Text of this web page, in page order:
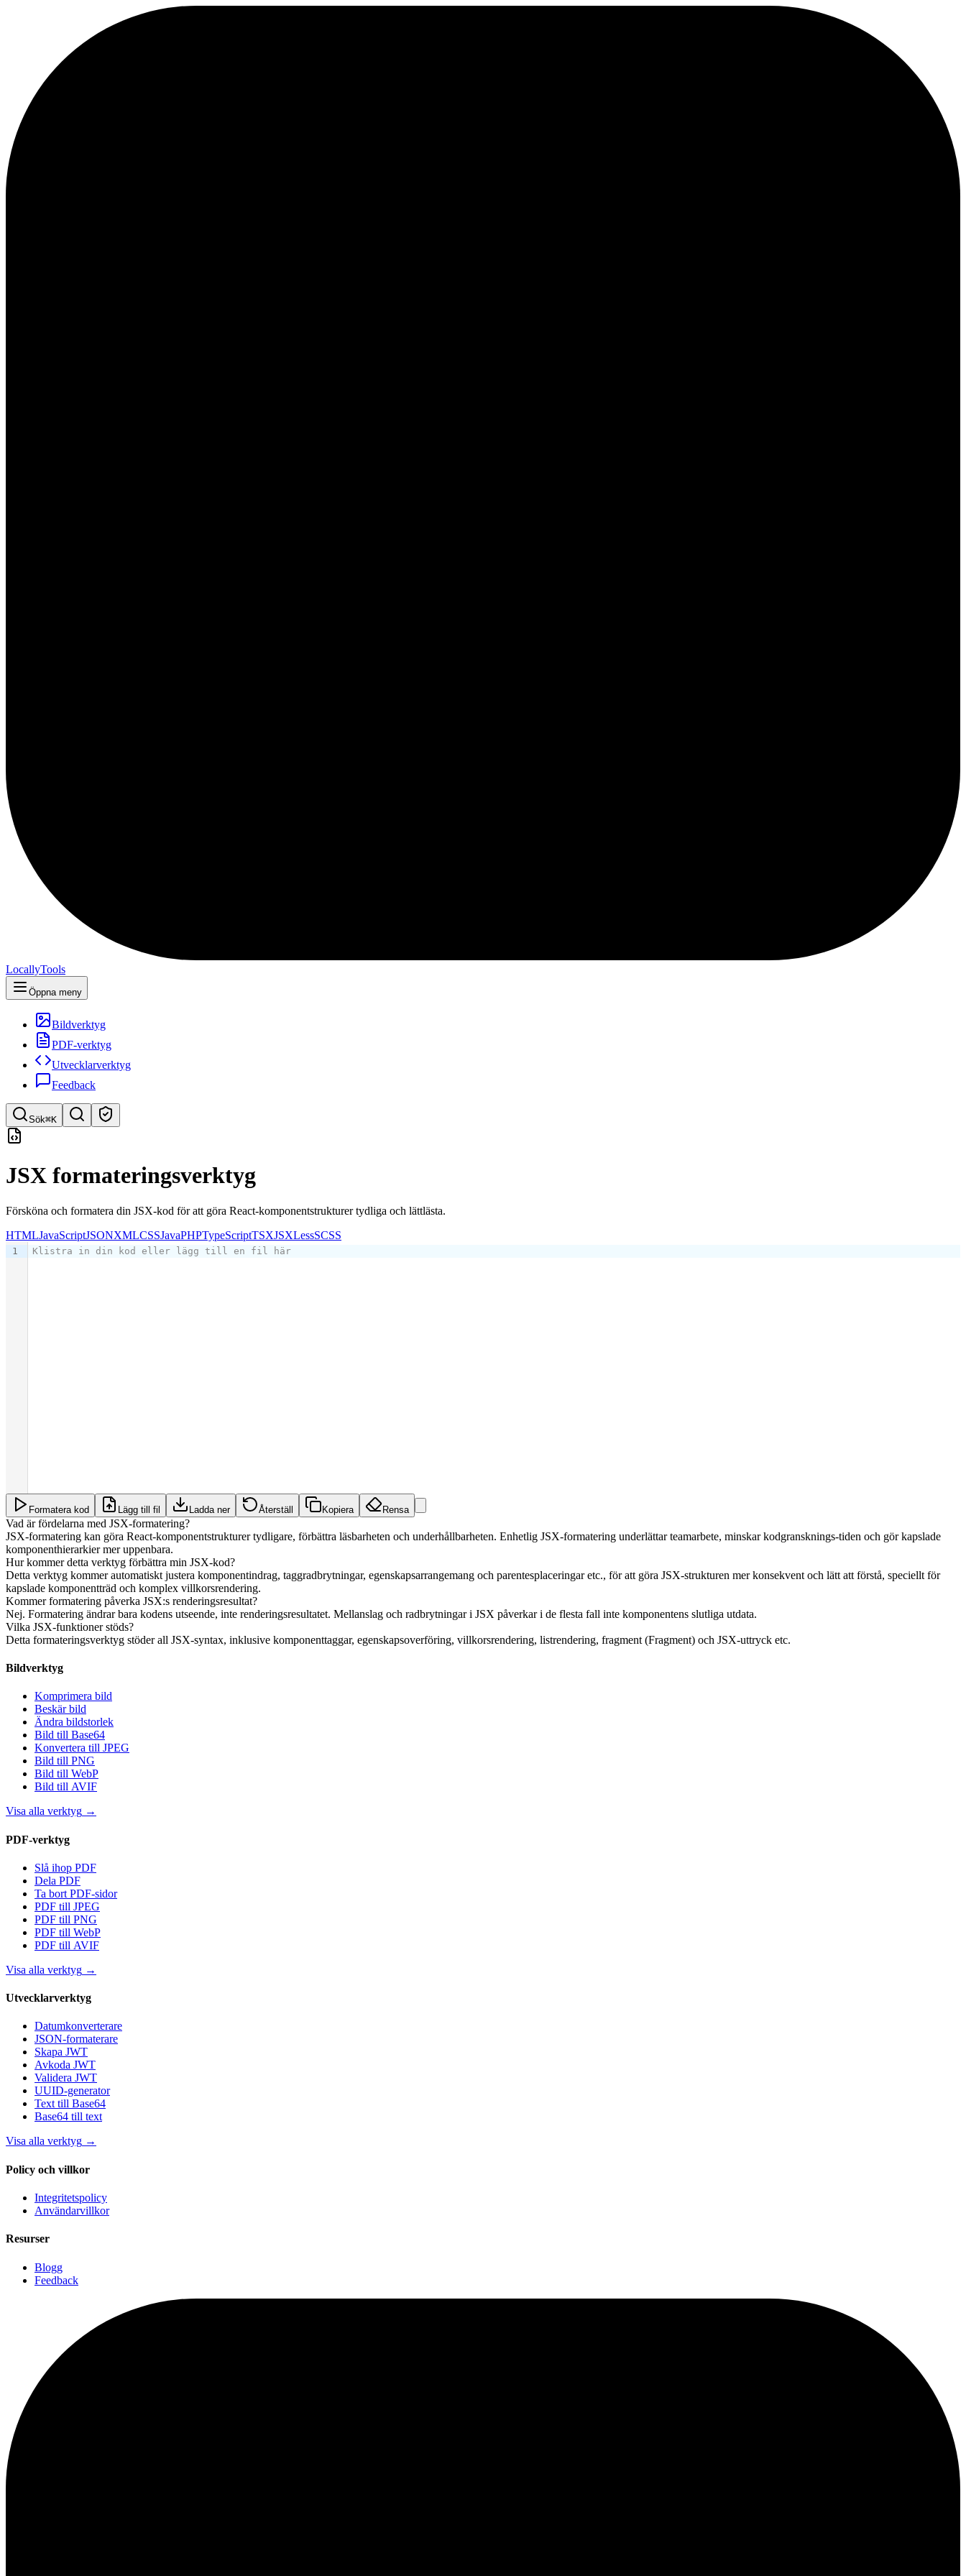
LocallyTools
Öppna meny
Bildverktyg
PDF-verktyg
Utvecklarverktyg
Feedback
Sök⌘K
Sök verktyg
Snabbsök efter verktyg
JSX formateringsverktyg
Försköna och formatera din JSX-kod för att göra React-komponentstrukturer tydliga och lättlästa.
HTMLJavaScriptJSONXMLCSSJavaPHPTypeScriptTSXJSXLessSCSS
1 Klistra in din kod eller lägg till en fil här
Formatera kod Lägg till fil Ladda ner Återställ Kopiera Rensa
Vad är fördelarna med JSX-formatering?
JSX-formatering kan göra React-komponentstrukturer tydligare, förbättra läsbarheten och underhållbarheten. Enhetlig JSX-formatering underlättar teamarbete, minskar kodgransknings-tiden och gör kapslade
komponenthierarkier mer uppenbara.
Hur kommer detta verktyg förbättra min JSX-kod?
Detta verktyg kommer automatiskt justera komponentindrag, taggradbrytningar, egenskapsarrangemang och parentesplaceringar etc., för att göra JSX-strukturen mer konsekvent och lätt att förstå, speciellt för
kapslade komponentträd och komplex villkorsrendering.
Kommer formatering påverka JSX:s renderingsresultat?
Nej. Formatering ändrar bara kodens utseende, inte renderingsresultatet. Mellanslag och radbrytningar i JSX påverkar i de flesta fall inte komponentens slutliga utdata.
Vilka JSX-funktioner stöds?
Detta formateringsverktyg stöder all JSX-syntax, inklusive komponenttaggar, egenskapsoverföring, villkorsrendering, listrendering, fragment (Fragment) och JSX-uttryck etc.
Bildverktyg
Komprimera bild
Beskär bild
Ändra bildstorlek
Bild till Base64
Konvertera till JPEG
Bild till PNG
Bild till WebP
Bild till AVIF
Visa alla verktyg →
PDF-verktyg
Slå ihop PDF
Dela PDF
Ta bort PDF-sidor
PDF till JPEG
PDF till PNG
PDF till WebP
PDF till AVIF
Visa alla verktyg →
Utvecklarverktyg
Datumkonverterare
JSON-formaterare
Skapa JWT
Avkoda JWT
Validera JWT
UUID-generator
Text till Base64
Base64 till text
Visa alla verktyg →
Policy och villkor
Integritetspolicy
Användarvillkor
Resurser
Blogg
Feedback